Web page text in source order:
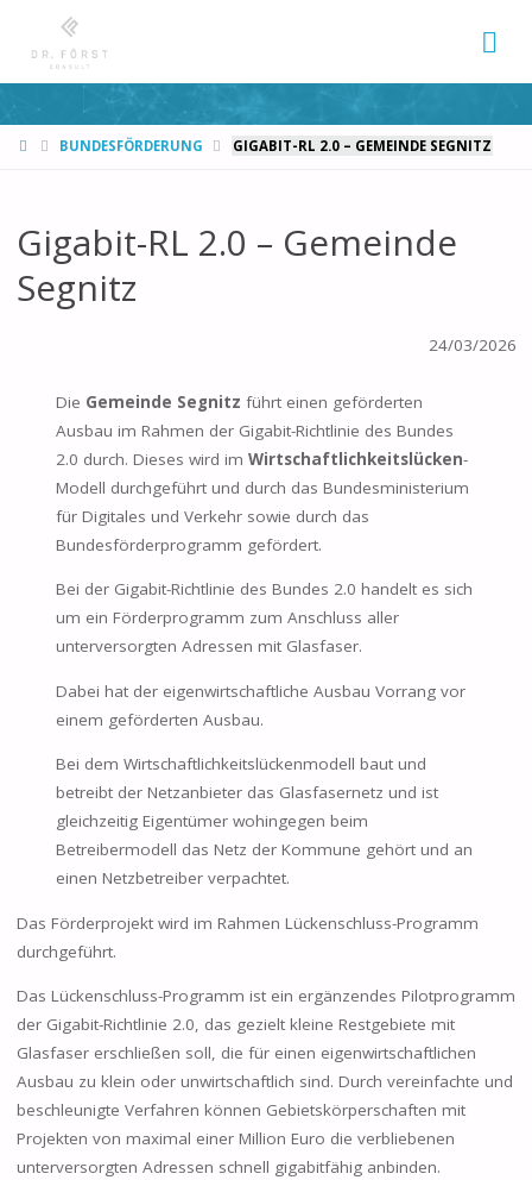
STARTBUNDESFÖRDERUNG GIGABIT-RL 2.0 – GEMEINDE SEGNITZ
Gigabit-RL 2.0 – Gemeinde
Segnitz
24/03/2026
Die Gemeinde Segnitzführt einen geförderten
Ausbau im Rahmen der Gigabit-Richtlinie des Bundes
2.0 durch. Dieses wird im Wirtschaftlichkeitslücken-
Modell durchgeführt und durch das Bundesministerium
für Digitales und Verkehr sowie durch das
Bundesförderprogramm gefördert.
Bei der Gigabit-Richtlinie des Bundes 2.0 handelt es sich
um ein Förderprogramm zum Anschluss aller
unterversorgten Adressen mit Glasfaser.
Dabei hat der eigenwirtschaftliche Ausbau Vorrang vor
einem geförderten Ausbau.
Bei dem Wirtschaftlichkeitslückenmodell baut und
betreibt der Netzanbieter das Glasfasernetz und ist
gleichzeitig Eigentümer wohingegen beim
Betreibermodell das Netz der Kommune gehört und an
einen Netzbetreiber verpachtet.
Das Förderprojekt wird im Rahmen Lückenschluss-Programm
durchgeführt.
Das Lückenschluss-Programm ist ein ergänzendes Pilotprogramm
der Gigabit-Richtlinie 2.0, das gezielt kleine Restgebiete mit
Glasfaser erschließen soll, die für einen eigenwirtschaftlichen
Ausbau zu klein oder unwirtschaftlich sind. Durch vereinfachte und
beschleunigte Verfahren können Gebietskörperschaften mit
Projekten von maximal einer Million Euro die verbliebenen
unterversorgten Adressen schnell gigabitfähig anbinden.